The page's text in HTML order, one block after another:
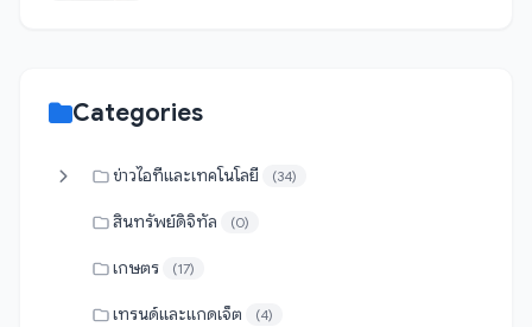
Categories
ข่าวไอทีและเทคโนโลยี (34)
สินทรัพย์ดิจิทัล (0)
เกษตร (17)
เทรนด์และแกดเจ็ต (4)